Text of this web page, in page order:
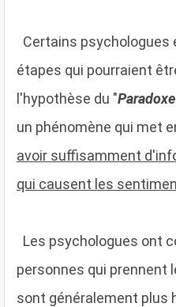
Certains psychologues
étapes qui pourraient
l'hypothèse du "
un phénomène qui met
avoir suffisamment
qui causent les
Les psychologues ont
personnes qui prennent
sont généralement plus